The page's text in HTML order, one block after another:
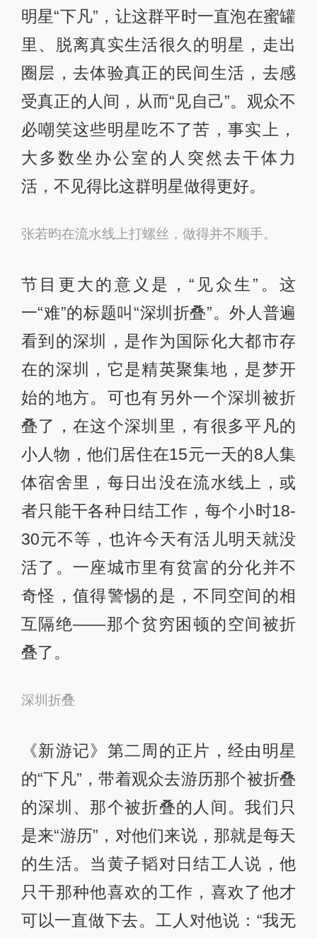
明星“下凡”，让这群平时一直泡在蜜罐
里、脱离真实生活很久的明星，走出
圈层，去体验真正的民间生活，去感
受真正的人间，从而“见自己”。观众不
必嘲笑这些明星吃不了苦，事实上，
大多数坐办公室的人突然去干体力
活，不见得比这群明星做得更好。
张若昀在流水线上打螺丝，做得并不顺手。
节目更大的意义是，“见众生”。这
一“难”的标题叫“深圳折叠”。外人普遍
看到的深圳，是作为国际化大都市存
在的深圳，它是精英聚集地，是梦开
始的地方。可也有另外一个深圳被折
叠了，在这个深圳里，有很多平凡的
小人物，他们居住在15元一天的8人集
体宿舍里，每日出没在流水线上，或
者只能干各种日结工作，每个小时18-
30元不等，也许今天有活儿明天就没
活了。一座城市里有贫富的分化并不
奇怪，值得警惕的是，不同空间的相
互隔绝——那个贫穷困顿的空间被折
叠了。
深圳折叠
《新游记》第二周的正片，经由明星
的“下凡”，带着观众去游历那个被折叠
的深圳、那个被折叠的人间。我们只
是来“游历”，对他们来说，那就是每天
的生活。当黄子韬对日结工人说，他
只干那种他喜欢的工作，喜欢了他才
可以一直做下去。工人对他说：“我无